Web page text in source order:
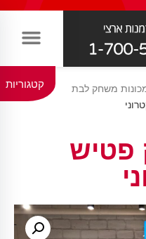
קטגוריות
משחק לבת
פטיש